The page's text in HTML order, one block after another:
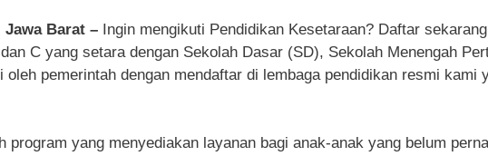
Barat – Ingin mengikuti Pendidikan Kesetaraan? Daftar
C yang setara dengan Sekolah Dasar (SD), Sekolah Menengah
pemerintah dengan mendaftar di lembaga pendidikan resmi kami
program yang menyediakan layanan bagi anak-anak yang belum